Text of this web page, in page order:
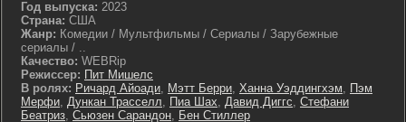
Год выпуска: 2023
Страна: США
Жанр: Комедии / Мультфильмы / Сериалы / Зарубежные
сериалы / ..
Качество: WEBRip
Режиссер: Пит Мишелс
В ролях: Ричард Айоади, Мэтт Берри, Ханна Уэддингхэм, Пэм
Мерфи, Дункан Трасселл, Пиа Шах, Давид Диггс, Стефани
Беатриз, Сьюзен Сарандон, Бен Стиллер